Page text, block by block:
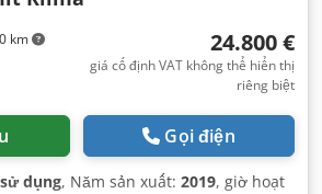
km 24.800 €
giá cố định VAT không thể hiển thị
riêng biệt
Gọi điện
dụng, Năm sản xuất: 2019, giờ hoạt